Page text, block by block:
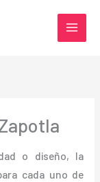
o diseño, la
cada uno de